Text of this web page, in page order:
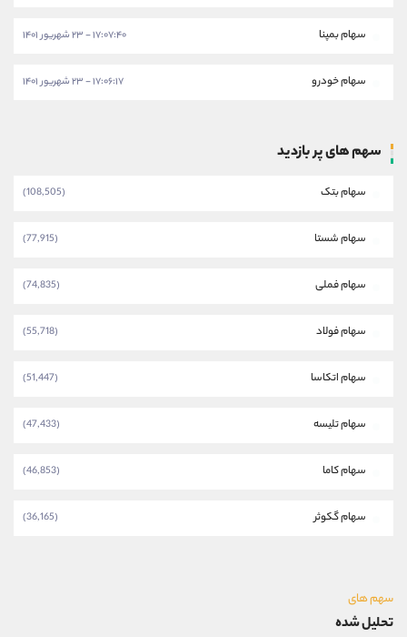
سهام بمپنا ۱۷:۰۷:۴۰ - ۲۳ شهریور ۱۴۰۱
سهام خودرو ۱۷:۰۶:۱۷ - ۲۳ شهریور ۱۴۰۱
سهم های پر بازدید
سهام بتک (108,505)
سهام شستا (77,915)
سهام فملی (74,835)
سهام فولاد (55,718)
سهام اتکاسا (51,447)
سهام تلیسه (47,433)
سهام کاما (46,853)
سهام گکوثر (36,165)
سهم های
تحلیل شده